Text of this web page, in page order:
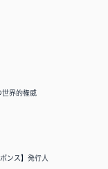
世界的権威
ンス】発行人